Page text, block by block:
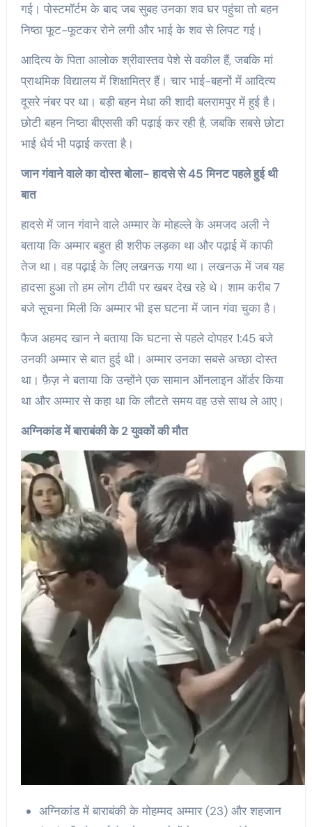
गई। पोस्टमॉर्टम के बाद जब सुबह उनका शव घर पहुंचा तो बहन
निष्ठा फूट-फूटकर रोने लगी और भाई के शव से लिपट गई।
आदित्य के पिता आलोक श्रीवास्तव पेशे से वकील हैं, जबकि मां
प्राथमिक विद्यालय में शिक्षामित्र हैं। चार भाई-बहनों में आदित्य
दूसरे नंबर पर था। बड़ी बहन मेधा की शादी बलरामपुर में हुई है।
छोटी बहन निष्ठा बीएससी की पढ़ाई कर रही है, जबकि सबसे छोटा
भाई धैर्य भी पढ़ाई करता है।
जान गंवाने वाले का दोस्त बोला- हादसे से 45 मिनट पहले हुई थी
बात
हादसे में जान गंवाने वाले अम्मार के मोहल्ले के अमजद अली ने
बताया कि अम्मार बहुत ही शरीफ लड़का था और पढ़ाई में काफी
तेज था। वह पढ़ाई के लिए लखनऊ गया था। लखनऊ में जब यह
हादसा हुआ तो हम लोग टीवी पर खबर देख रहे थे। शाम करीब 7
बजे सूचना मिली कि अम्मार भी इस घटना में जान गंवा चुका है।
फैज अहमद खान ने बताया कि घटना से पहले दोपहर 1:45 बजे
उनकी अम्मार से बात हुई थी। अम्मार उनका सबसे अच्छा दोस्त
था। फ़ैज़ ने बताया कि उन्होंने एक सामान ऑनलाइन ऑर्डर किया
था और अम्मार से कहा था कि लौटते समय वह उसे साथ ले आए।
अग्निकांड में बाराबंकी के 2 युवकों की मौत
अग्निकांड में बाराबंकी के मोहम्मद अम्मार (23) और शहजान